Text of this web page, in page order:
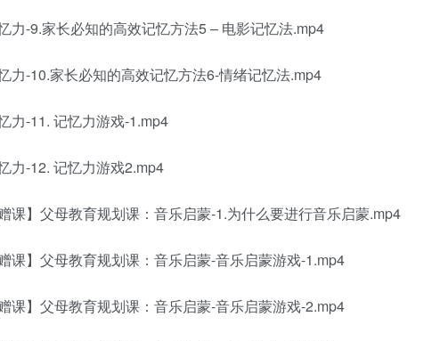
-9.家长必知的高效记忆方法5 – 电影记忆法.mp4
-10.家长必知的高效记忆方法6-情绪记忆法.mp4
-11. 记忆力游戏-1.mp4
-12. 记忆力游戏2.mp4
】父母教育规划课：音乐启蒙-1.为什么要进行音乐启蒙.mp4
】父母教育规划课：音乐启蒙-音乐启蒙游戏-1.mp4
】父母教育规划课：音乐启蒙-音乐启蒙游戏-2.mp4